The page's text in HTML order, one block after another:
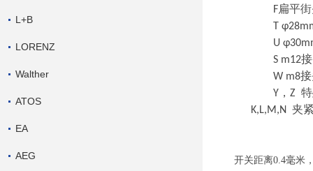
L+B
LORENZ
Walther
ATOS
EA
AEG
F扁平
T
U
S m12
W m8
Y，Z
K,L,M,N 夹
开关距离0.4毫米